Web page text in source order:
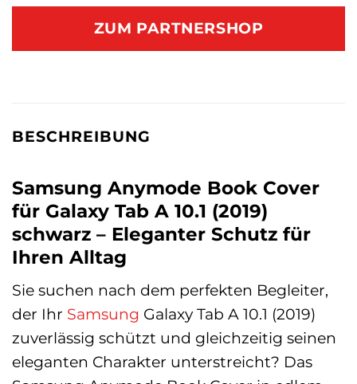
ZUM PARTNERSHOP
BESCHREIBUNG
Samsung Anymode Book Cover
für Galaxy Tab A 10.1 (2019)
schwarz – Eleganter Schutz für
Ihren Alltag
Sie suchen nach dem perfekten Begleiter,
der Ihr Samsung Galaxy Tab A 10.1 (2019)
zuverlässig schützt und gleichzeitig seinen
eleganten Charakter unterstreicht? Das